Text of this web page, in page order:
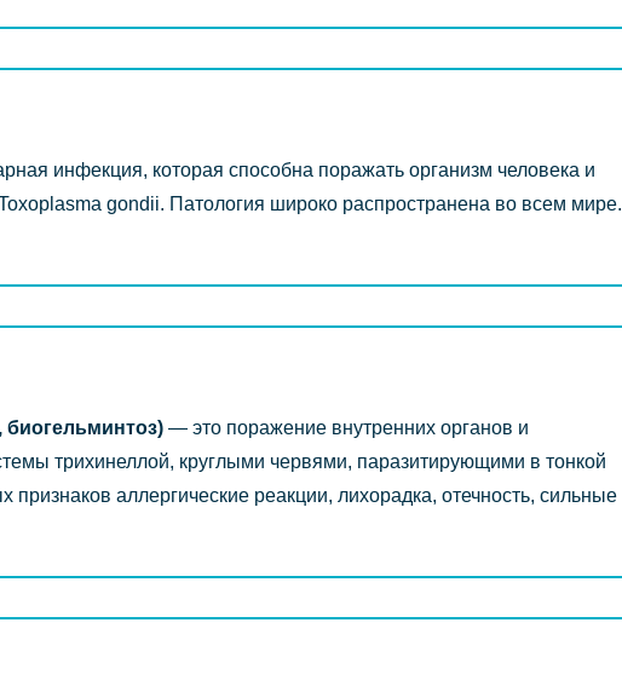
инфекция, которая способна поражать организм человека и
gondii. Патология широко распространена во всем мире.
биогельминтоз) ― это поражение внутренних органов и
трихинеллой, круглыми червями, паразитирующими в тонкой
признаков аллергические реакции, лихорадка, отечность, сильные